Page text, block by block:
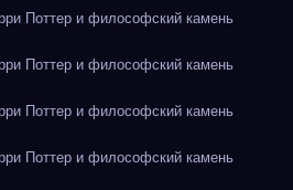
Поттер и философский камень
Поттер и философский камень
Поттер и философский камень
Поттер и философский камень